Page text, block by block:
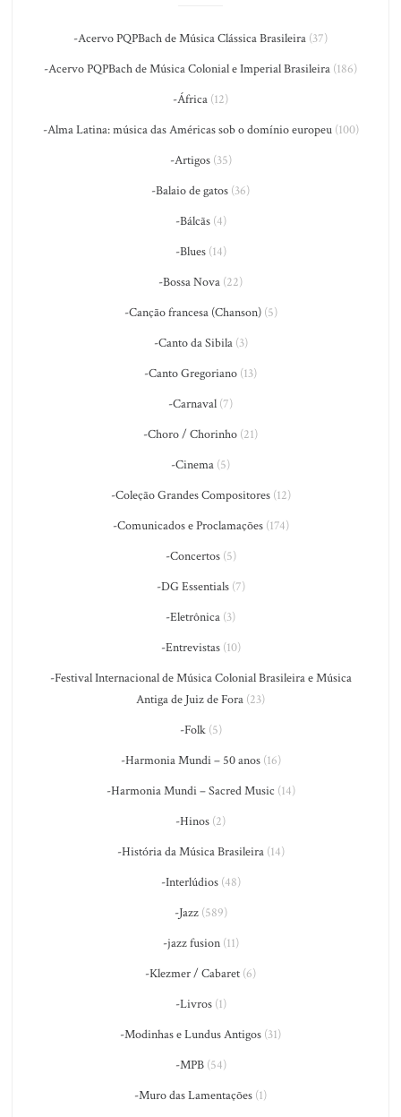
-Acervo PQPBach de Música Clássica Brasileira (37)
-Acervo PQPBach de Música Colonial e Imperial Brasileira (186)
-África (12)
-Alma Latina: música das Américas sob o domínio europeu(100)
-Artigos(35)
-Balaio de gatos (36)
-Bálcãs(4)
-Blues(14)
-Bossa Nova (22)
-Canção francesa (Chanson)(5)
-Canto da Sibila(3)
-Canto Gregoriano (13)
-Carnaval (7)
-Choro / Chorinho (21)
-Cinema (5)
-Coleção Grandes Compositores(12)
-Comunicados e Proclamações(174)
-Concertos(5)
-DG Essentials(7)
-Eletrônica (3)
-Entrevistas(10)
-Festival Internacional de Música Colonial Brasileira e Música
Antiga de Juiz de Fora (23)
-Folk(5)
-Harmonia Mundi – 50 anos(16)
-Harmonia Mundi – Sacred Music (14)
-Hinos (2)
-História da Música Brasileira(14)
-Interlúdios(48)
-Jazz(589)
-jazz fusion(11)
-Klezmer / Cabaret (6)
-Livros(1)
-Modinhas e Lundus Antigos (31)
-MPB(54)
-Muro das Lamentações (1)